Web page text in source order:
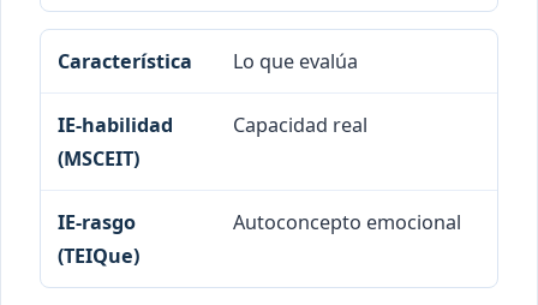
Lo que evalúa
Capacidad real
Autoconcepto emocional